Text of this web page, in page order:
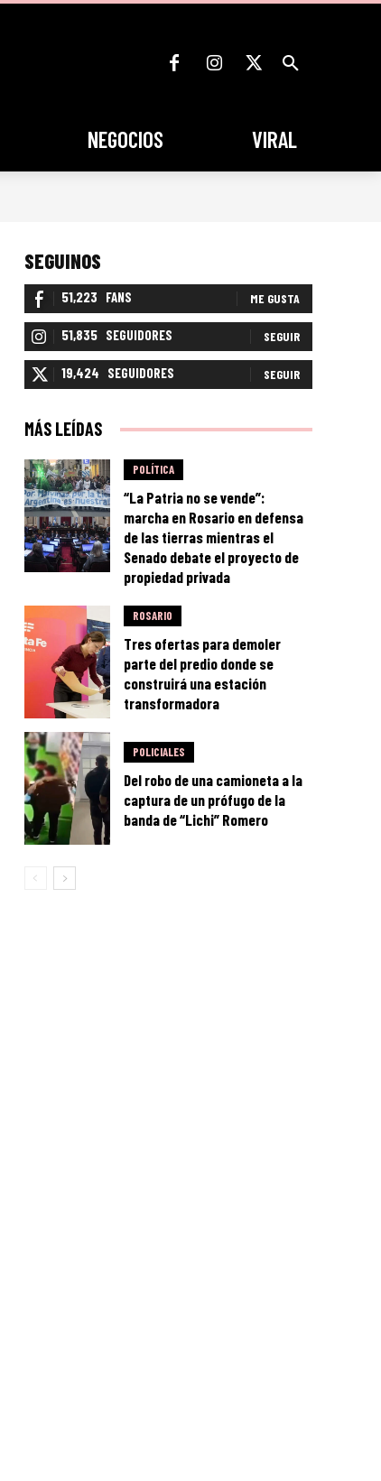
NEGOCIOS VIRAL
SEGUINOS
51,223 FANS ME GUSTA
51,835 SEGUIDORES SEGUIR
19,424 SEGUIDORES SEGUIR
MÁS LEÍDAS
POLÍTICA
“La Patria no se vende”:
marcha en Rosario en defensa
de las tierras mientras el
Senado debate el proyecto de
propiedad privada
ROSARIO
Tres ofertas para demoler
parte del predio donde se
construirá una estación
transformadora
POLICIALES
Del robo de una camioneta a la
captura de un prófugo de la
banda de “Lichi” Romero